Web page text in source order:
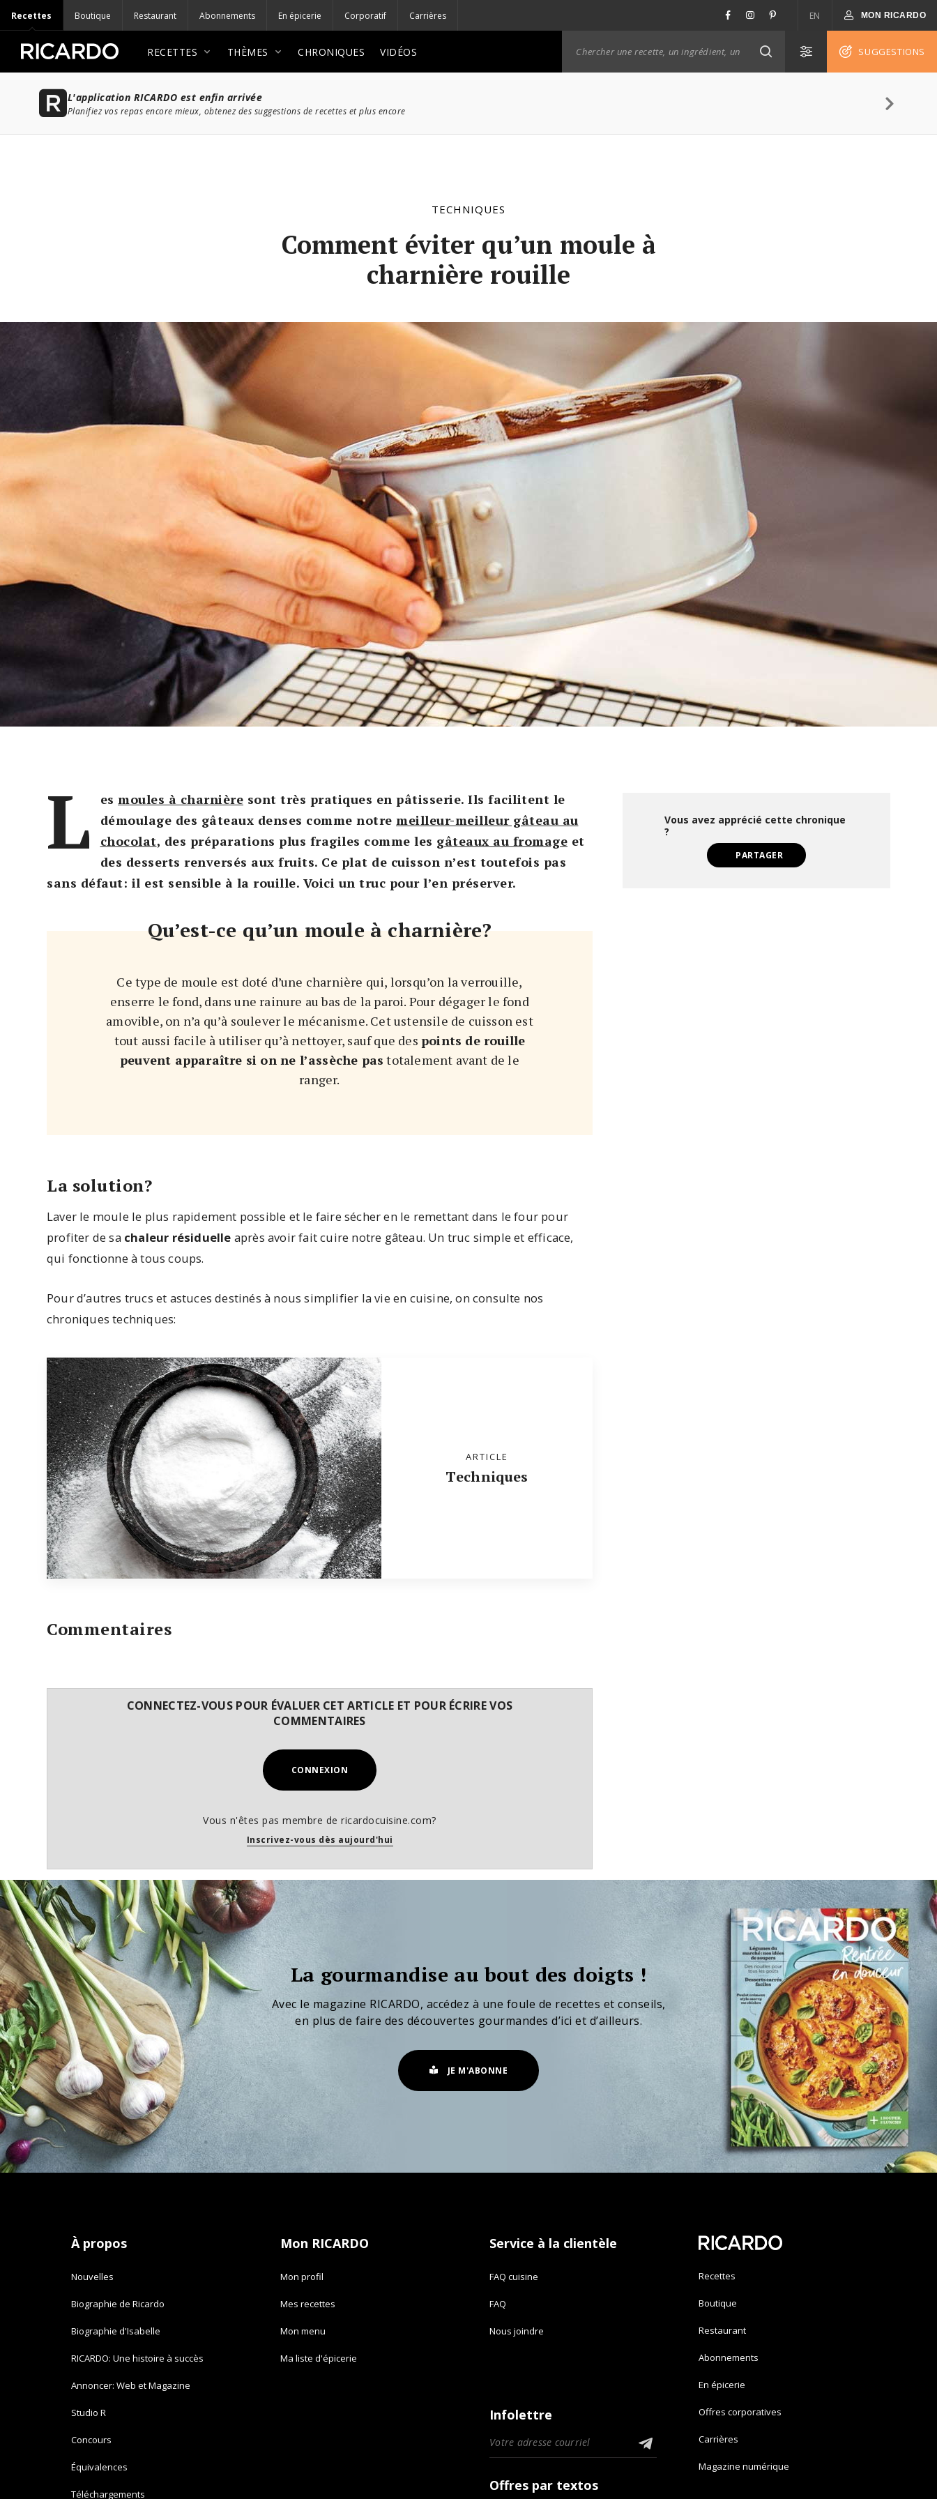
Recettes Boutique Restaurant Abonnements En épicerie Corporatif Carrières EN MON RICARDO
RECETTES THÈMES CHRONIQUES VIDÉOS SUGGESTIONS
L'application RICARDO est enfin arrivée
Planifiez vos repas encore mieux, obtenez des suggestions de recettes et plus encore
TECHNIQUES
Comment éviter qu’un moule à
charnière rouille
L es moules à charnière sont très pratiques en pâtisserie. Ils facilitent le
démoulage des gâteaux denses comme notre meilleur-meilleur gâteau au
chocolat, des préparations plus fragiles comme les gâteaux au fromage et
des desserts renversés aux fruits. Ce plat de cuisson n’est toutefois pas
sans défaut: il est sensible à la rouille. Voici un truc pour l’en préserver.
Qu’est-ce qu’un moule à charnière?
Ce type de moule est doté d’une charnière qui, lorsqu’on la verrouille,
enserre le fond, dans une rainure au bas de la paroi. Pour dégager le fond
amovible, on n’a qu’à soulever le mécanisme. Cet ustensile de cuisson est
tout aussi facile à utiliser qu’à nettoyer, sauf que des points de rouille
peuvent apparaître si on ne l’assèche pas totalement avant de le
ranger.
La solution?
Laver le moule le plus rapidement possible et le faire sécher en le remettant dans le four pour
profiter de sa chaleur résiduelle après avoir fait cuire notre gâteau. Un truc simple et efficace,
qui fonctionne à tous coups.
Pour d’autres trucs et astuces destinés à nous simplifier la vie en cuisine, on consulte nos
chroniques techniques:
ARTICLE
Techniques
Commentaires
CONNECTEZ-VOUS POUR ÉVALUER CET ARTICLE ET POUR ÉCRIRE VOS
COMMENTAIRES
CONNEXION
Vous n'êtes pas membre de ricardocuisine.com?
Inscrivez-vous dès aujourd'hui
Vous avez apprécié cette chronique
?
PARTAGER
La gourmandise au bout des doigts !
Avec le magazine RICARDO, accédez à une foule de recettes et conseils,
en plus de faire des découvertes gourmandes d’ici et d’ailleurs.
JE M'ABONNE
À propos
Nouvelles
Biographie de Ricardo
Biographie d'Isabelle
RICARDO: Une histoire à succès
Annoncer: Web et Magazine
Studio R
Concours
Équivalences
Téléchargements
Mon RICARDO
Mon profil
Mes recettes
Mon menu
Ma liste d'épicerie
Service à la clientèle
FAQ cuisine
FAQ
Nous joindre
Infolettre
Offres par textos
Recettes
Boutique
Restaurant
Abonnements
En épicerie
Offres corporatives
Carrières
Magazine numérique